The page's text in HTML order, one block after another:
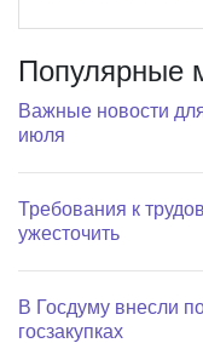
Популярные
Важные новости
июля
Требования к
ужесточить
В Госдуму внесли
госзакупках